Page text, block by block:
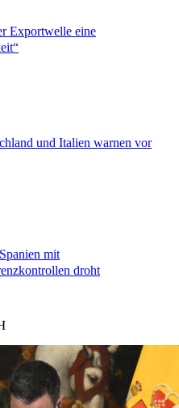
Exportwelle eine
und Italien warnen vor
mit
droht